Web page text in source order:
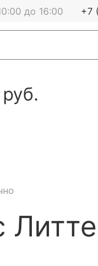
до 16:00 +7